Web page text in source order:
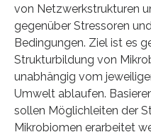
von Netzwerkstrukturen
gegenüber Stressoren
Bedingungen. Ziel ist es
Strukturbildung von
unabhängig vom
Umwelt ablaufen.
sollen Möglichleiten der
Mikrobiomen erarbeitet